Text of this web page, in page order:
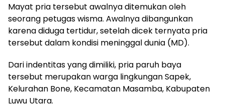
Mayat pria tersebut awalnya ditemukan oleh
seorang petugas wisma. Awalnya dibangunkan
karena diduga tertidur, setelah dicek ternyata pria
tersebut dalam kondisi meninggal dunia (MD).
Dari indentitas yang dimiliki, pria paruh baya
tersebut merupakan warga lingkungan Sapek,
Kelurahan Bone, Kecamatan Masamba, Kabupaten
Luwu Utara.